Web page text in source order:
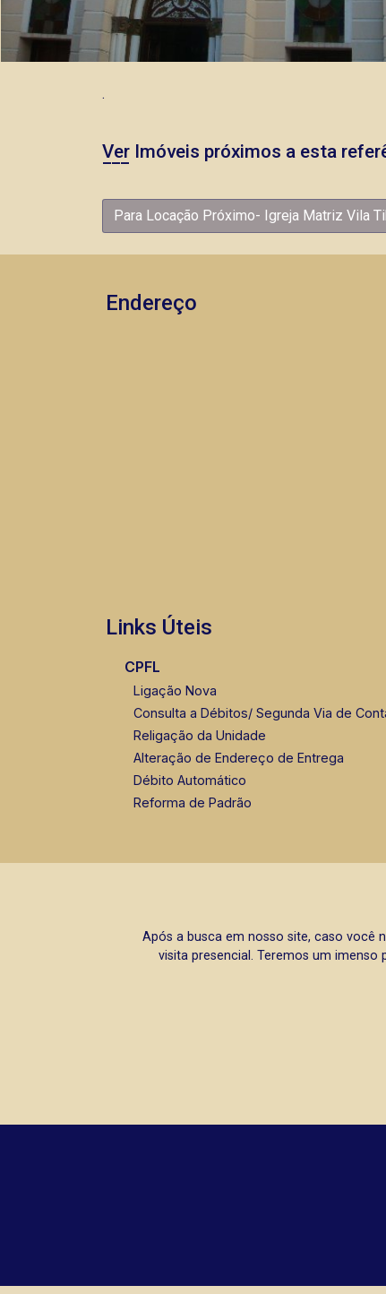
.
Ver Imóveis próximos a esta
Para Locação Próximo- Igreja Matriz Vila
Endereço
Links Úteis
CPFL
Ligação Nova
Consulta a Débitos/ Segunda Via de
Religação da Unidade
Alteração de Endereço de Entrega
Débito Automático
Reforma de Padrão
Após a busca em nosso site, caso você
visita presencial. Teremos um imenso